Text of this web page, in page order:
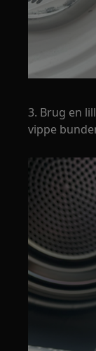
3. Brug en
vippe